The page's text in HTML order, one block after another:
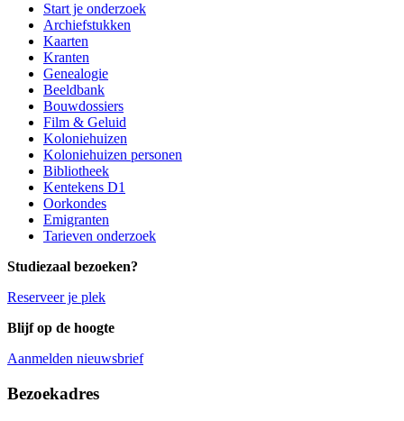
Start je onderzoek
Archiefstukken
Kaarten
Kranten
Genealogie
Beeldbank
Bouwdossiers
Film & Geluid
Koloniehuizen
Koloniehuizen personen
Bibliotheek
Kentekens D1
Oorkondes
Emigranten
Tarieven onderzoek
Studiezaal bezoeken?
Reserveer je plek
Blijf op de hoogte
Aanmelden nieuwsbrief
Algemene informatie
Bezoekadres